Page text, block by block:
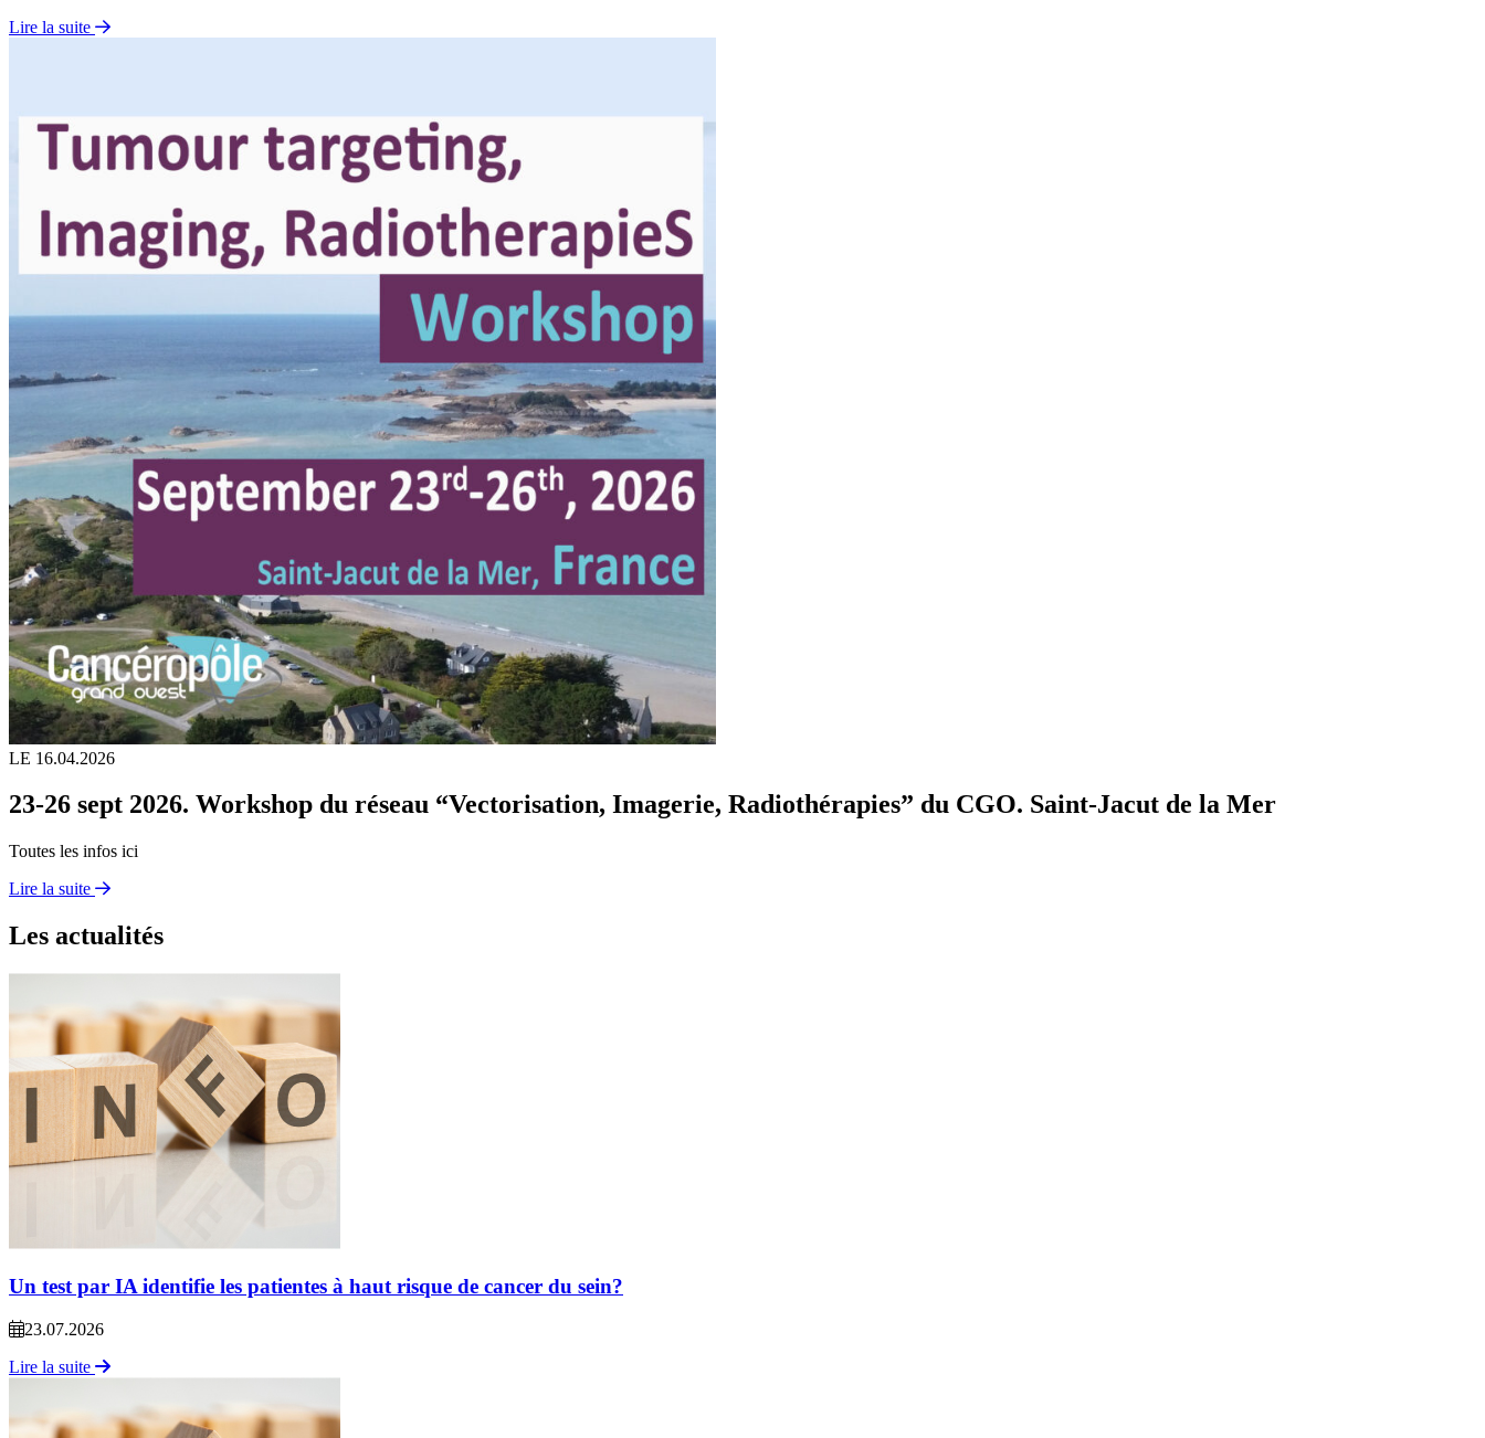
Lire la suite
LE 16.04.2026
23-26 sept 2026. Workshop du réseau “Vectorisation, Imagerie, Radiothérapies” du CGO. Saint-Jacut de la Mer
Toutes les infos ici
Lire la suite
Les actualités
Un test par IA identifie les patientes à haut risque de cancer du sein?
23.07.2026
Lire la suite